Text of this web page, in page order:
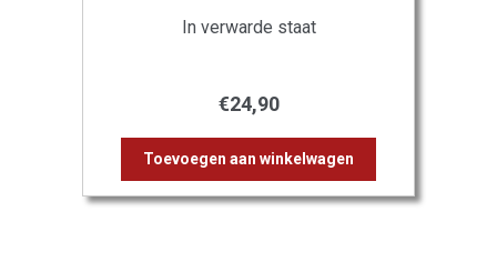
In verwarde staat
€24,90
Toevoegen aan winkelwagen